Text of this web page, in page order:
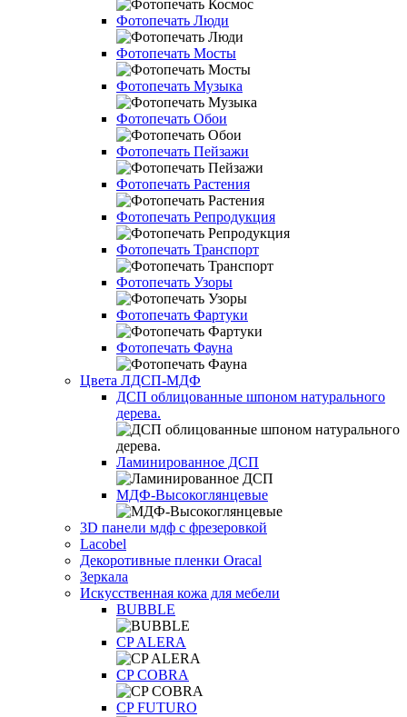
Фотопечать Люди
Фотопечать Мосты
Фотопечать Музыка
Фотопечать Обои
Фотопечать Пейзажи
Фотопечать Растения
Фотопечать Репродукция
Фотопечать Транспорт
Фотопечать Узоры
Фотопечать Фартуки
Фотопечать Фауна
Цвета ЛДСП-МДФ
ДСП облицованные шпоном натурального
дерева.
Ламинированное ДСП
МДФ-Высокоглянцевые
3D панели мдф с фрезеровкой
Lacobel
Декоротивные пленки Oracal
Зеркала
Искусственная кожа для мебели
BUBBLE
CP ALERA
CP COBRA
CP FUTURO